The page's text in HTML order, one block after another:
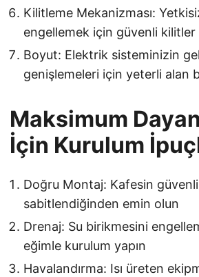
Kilitleme Mekanizması:
engellemek için güvenli
Boyut: Elektrik sisteminizin
genişlemeleri için yeterli alan
Maksimum
İçin Kurulum
Doğru Montaj: Kafesin
sabitlendiğinden emin olun
Drenaj: Su birikmesini
eğimle kurulum yapın
Havalandırma: Isı üreten